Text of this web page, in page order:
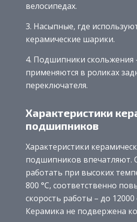
велосипедах.
3. Насыпные, где
керамические шарики.
4. Подшипники
применяются в роликах
переключателя.
Характеристики
подшипников
Характеристики
подшипников впечатляют.
работать при высоких
800 °C, соответственно
скорость работы – до
Керамика не подвержена